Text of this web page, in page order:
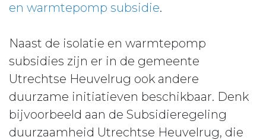
en warmtepomp subsidie.
Naast de isolatie en warmtepomp
subsidies zijn er in de gemeente
Utrechtse Heuvelrug ook andere
duurzame initiatieven beschikbaar. Denk
bijvoorbeeld aan de Subsidieregeling
duurzaamheid Utrechtse Heuvelrug, die